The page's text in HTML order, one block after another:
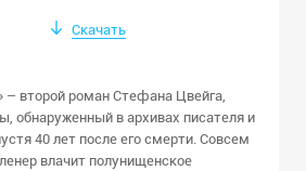
Скачать
– второй роман Стефана Цвейга,
обнаруженный в архивах писателя и
40 лет после его смерти. Совсем
влачит полунищенское